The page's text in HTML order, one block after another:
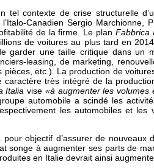
tel contexte de crise structurelle
l’Italo-Canadien Sergio
de la firme. Le planFabbrica
de voitures au plus tard en
garder une taille critique dans un
leasing, de marketing,
pièces, etc.). La production de
caractère très intégré de la
Italia vise «à augmenter les volumes
automobile a scindé les
les automobiles et
pour objectif d’assurer de
songe à augmenter ses parts de
en Italie devrait ainsi